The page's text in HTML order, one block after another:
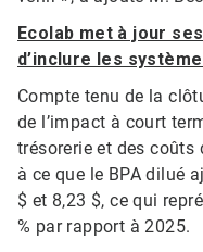
Ecolab met à jour
d’inclure les
Compte tenu de la
de l’impact à court
trésorerie et des coûts
à ce que le BPA dilué
$ et 8,23 $, ce qui
% par rapport à 2025.